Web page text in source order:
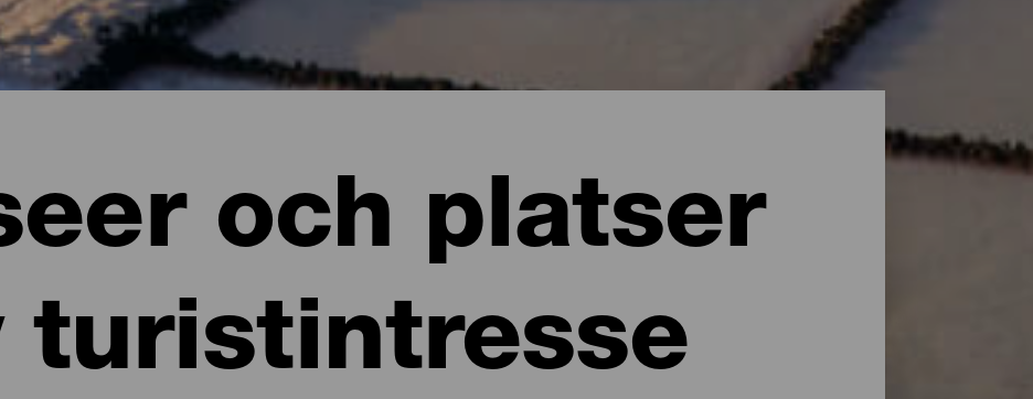
och platser
turistintresse